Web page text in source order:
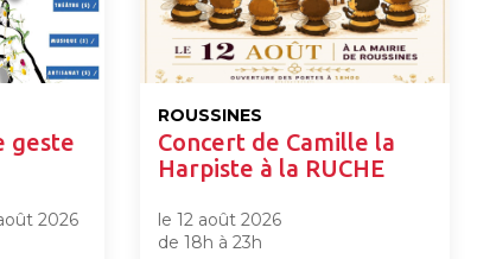
geste
2026
ROUSSINES
Concert de Camille la
Harpiste à la RUCHE
le 12 août 2026
de 18h à 23h